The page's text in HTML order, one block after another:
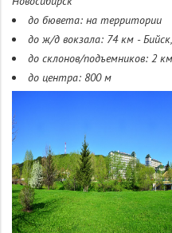
до бювета: на территории
до ж/д вокзала: 74 км -
до склонов/подъемников: 2 км
до центра: 800 м